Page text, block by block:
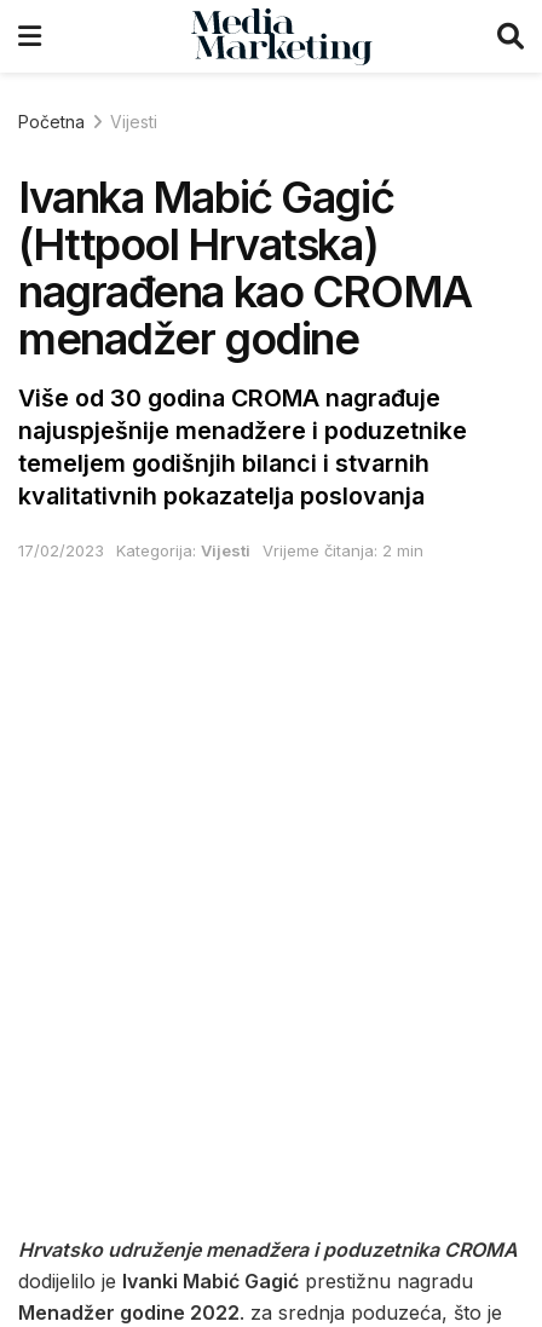
Početna Vijesti
Ivanka Mabić Gagić
(Httpool Hrvatska)
nagrađena kao CROMA
menadžer godine
Više od 30 godina CROMA nagrađuje
najuspješnije menadžere i poduzetnike
temeljem godišnjih bilanci i stvarnih
kvalitativnih pokazatelja poslovanja
17/02/2023 Kategorija: Vijesti Vrijeme čitanja: 2 min
Hrvatsko udruženje menadžera i poduzetnika CROMA
dodijelilo je Ivanki Mabić Gagić prestižnu nagradu
Menadžer godine 2022. za srednja poduzeća, što je